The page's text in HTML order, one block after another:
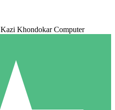
Kazi Khondokar Computer